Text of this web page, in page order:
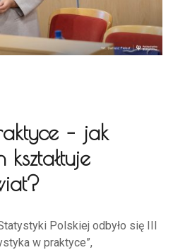
– jak
Polskiej odbyło się III
w praktyce”,